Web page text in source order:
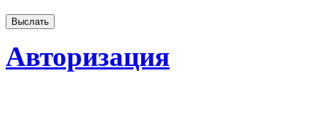
Авторизация